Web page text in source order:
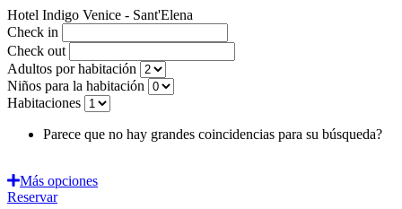
Hotel Indigo Venice - Sant'Elena
Check in
Check out
Adultos por habitación
Niños para la habitación
Habitaciones
Parece que no hay grandes coincidencias para su búsqueda?
Más opciones
Reservar